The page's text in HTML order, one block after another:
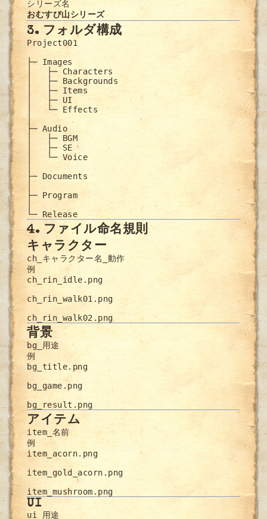
シリーズ名
おむすび山シリーズ
3. フォルダ構成
Project001
├─ Images
│   ├─ Characters
│   ├─ Backgrounds
│   ├─ Items
│   ├─ UI
│   └─ Effects
│
├─ Audio
│   ├─ BGM
│   ├─ SE
│   └─ Voice
├─ Documents
├─ Program
└─ Release
4. ファイル命名規則
キャラクター
ch_キャラクター名_動作
例
ch_rin_idle.png
ch_rin_walk01.png
ch_rin_walk02.png
背景
bg_用途
例
bg_title.png
bg_game.png
bg_result.png
アイテム
item_名前
例
item_acorn.png
item_gold_acorn.png
item_mushroom.png
UI
ui_用途